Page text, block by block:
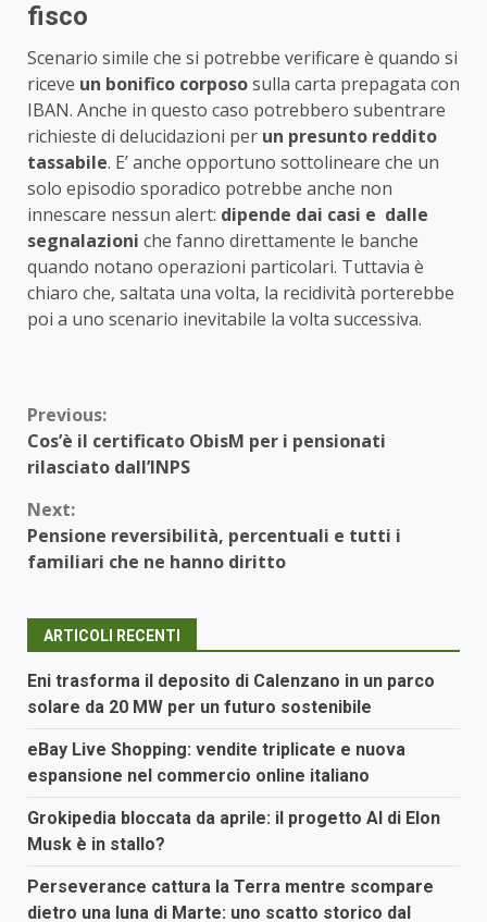
fisco
Scenario simile che si potrebbe verificare è quando si
riceve un bonifico corpososulla carta prepagata con
IBAN. Anche in questo caso potrebbero subentrare
richieste di delucidazioni per un presunto reddito
tassabile. E’ anche opportuno sottolineare che un
solo episodio sporadico potrebbe anche non
innescare nessun alert: dipende dai casi e dalle
segnalazioni che fanno direttamente le banche
quando notano operazioni particolari. Tuttavia è
chiaro che, saltata una volta, la recidività porterebbe
poi a uno scenario inevitabile la volta successiva.
Continue
Reading
Previous:
Cos’è il certificato ObisM per i pensionati
rilasciato dall’INPS
Next:
Pensione reversibilità, percentuali e tutti i
familiari che ne hanno diritto
ARTICOLI RECENTI
Eni trasforma il deposito di Calenzano in un parco
solare da 20 MW per un futuro sostenibile
eBay Live Shopping: vendite triplicate e nuova
espansione nel commercio online italiano
Grokipedia bloccata da aprile: il progetto AI di Elon
Musk è in stallo?
Perseverance cattura la Terra mentre scompare
dietro una luna di Marte: uno scatto storico dal